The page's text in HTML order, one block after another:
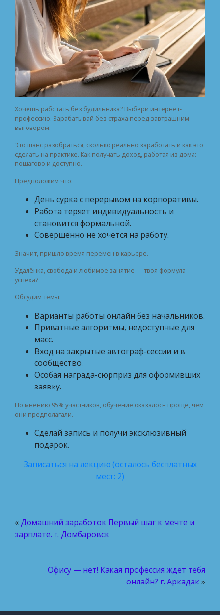
Хочешь работать без будильника? Выбери интернет-
профессию. Зарабатывай без страха перед завтрашним
выговором.
Это шанс разобраться, сколько реально заработать и как это
сделать на практике. Как получать доход, работая из дома:
пошагово и доступно.
Предположим что:
День сурка с перерывом на корпоративы.
Работа теряет индивидуальность и
становится формальной.
Совершенно не хочется на работу.
Значит, пришло время перемен в карьере.
Удалёнка, свобода и любимое занятие — твоя формула
успеха?
Обсудим темы:
Варианты работы онлайн без начальников.
Приватные алгоритмы, недоступные для
масс.
Вход на закрытые автограф-сессии и в
сообщество.
Особая награда-сюрприз для оформивших
заявку.
По мнению 95% участников, обучение оказалось проще, чем
они предполагали.
Сделай запись и получи эксклюзивный
подарок.
Записаться на лекцию (осталось бесплатных
мест: 2)
«Домашний заработок Первый шаг к мечте и
зарплате. г. Домбаровск
Офису — нет! Какая профессия ждёт тебя
онлайн? г. Аркадак»